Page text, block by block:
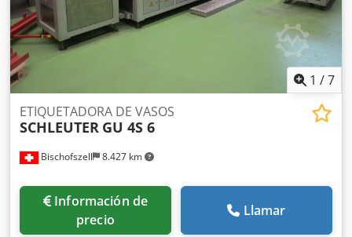
1 /7
Bischofszell 8.427 km
ETIQUETADORA DE VASOS
SCHLEUTER GU 4S 6
Información de
precio
Llamar